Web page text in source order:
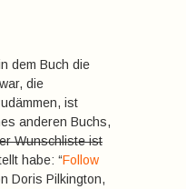
dem Buch die
die
ist
anderen Buchs,
Wunschliste ist
habe: “Follow
Doris Pilkington,